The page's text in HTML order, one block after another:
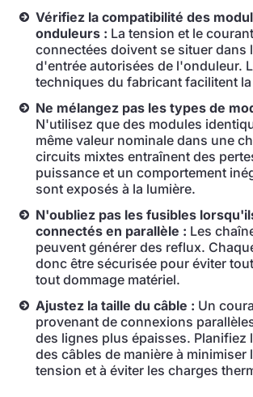
Vérifiez la compatibilité des
onduleurs : La tension et le
connectées doivent se situer dans
d'entrée autorisées de l'onduleur.
techniques du fabricant facilitent
Ne mélangez pas les types de
N'utilisez que des modules
même valeur nominale dans une
circuits mixtes entraînent des
puissance et un comportement
sont exposés à la lumière.
N'oubliez pas les fusibles
connectés en parallèle : Les
peuvent générer des reflux.
donc être sécurisée pour éviter
tout dommage matériel.
Ajustez la taille du câble : Un
provenant de connexions
des lignes plus épaisses. Planifiez
des câbles de manière à minimiser
tension et à éviter les charges